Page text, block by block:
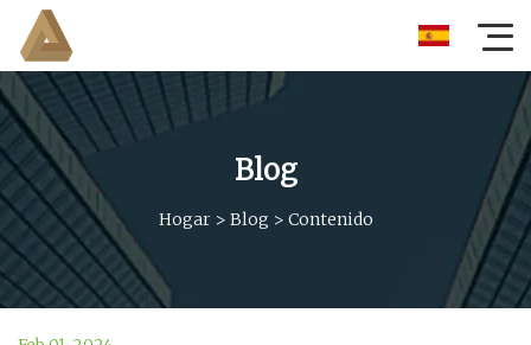
Blog
Hogar> Blog > Contenido